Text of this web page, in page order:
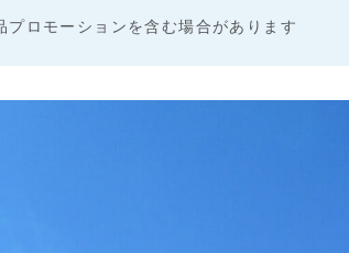
プロモーションを含む場合があります